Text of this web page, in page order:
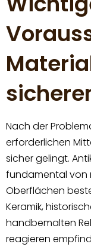
Nach der
erforderlichen
sicher gelingt.
fundamental von
Oberflächen
Keramik,
handbemalten
reagieren